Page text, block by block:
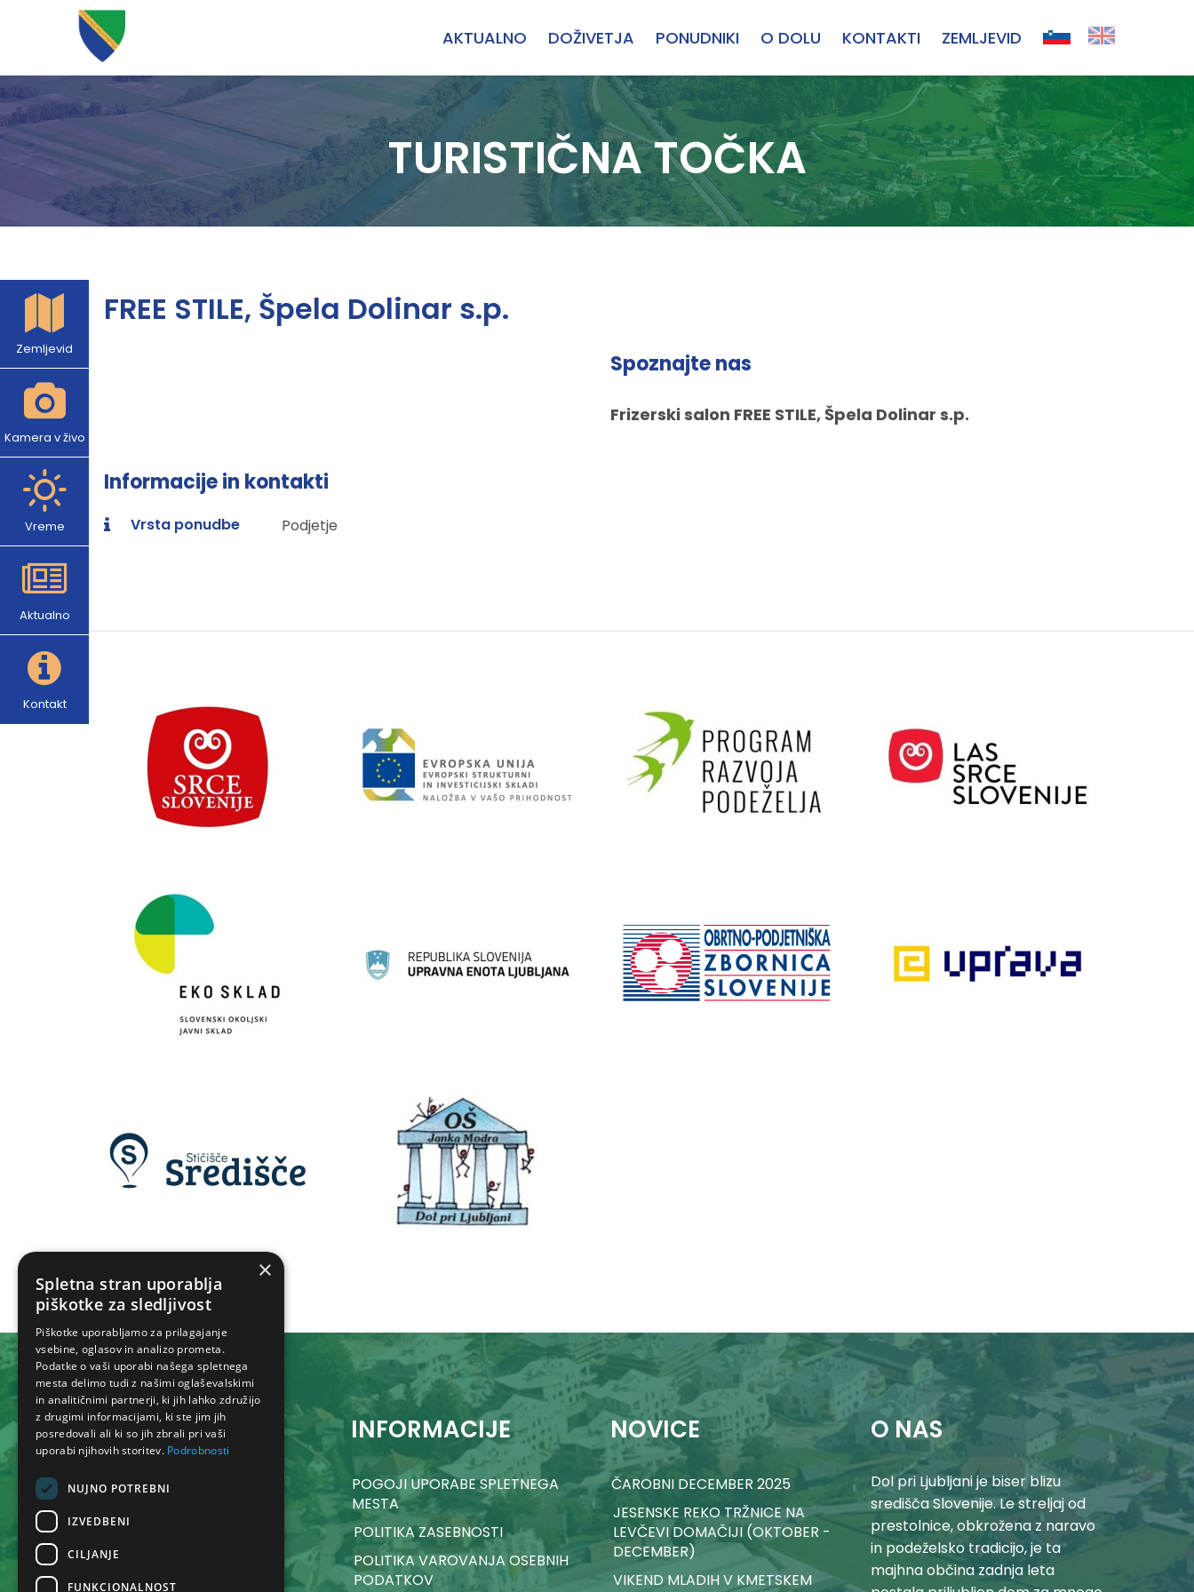
AKTUALNO DOŽIVETJA PONUDNIKI O DOLU KONTAKTI ZEMLJEVID
TURISTIČNA TOČKA
Zemljevid
Kamera v živo
Vreme
Aktualno
Kontakt
FREE STILE, Špela Dolinar s.p.
Spoznajte nas
Frizerski salon FREE STILE, Špela Dolinar s.p.
Informacije in kontakti
Vrsta ponudbe Podjetje
KONTAKT
Občina Dol pri Ljubljani
1262 Dol pri Ljubljani
01 530 32 40
INFORMACIJE
POGOJI UPORABE SPLETNEGA
MESTA
POLITIKA ZASEBNOSTI
POLITIKA VAROVANJA OSEBNIH
PODATKOV
NOVICE
ČAROBNI DECEMBER 2025
JESENSKE REKO TRŽNICE NA
LEVČEVI DOMAČIJI (OKTOBER -
DECEMBER)
VIKEND MLADIH V KMETSKEM
O NAS
Dol pri Ljubljani je biser blizu
središča Slovenije. Le streljaj od
prestolnice, obkrožena z naravo
in podeželsko tradicijo, je ta
majhna občina zadnja leta
×
Spletna stran uporablja
piškotke za sledljivost
Piškotke uporabljamo za prilagajanje
vsebine, oglasov in analizo prometa.
Podatke o vaši uporabi našega spletnega
mesta delimo tudi z našimi oglaševalskimi
in analitičnimi partnerji, ki jih lahko združijo
z drugimi informacijami, ki ste jim jih
posredovali ali ki so jih zbrali pri vaši
uporabi njihovih storitev. Podrobnosti
NUJNO POTREBNI
IZVEDBENI
CILJANJE
FUNKCIONALNOST